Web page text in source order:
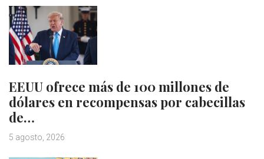
EEUU ofrece más de 100 millones de
dólares en recompensas por cabecillas
de…
5 agosto, 2026